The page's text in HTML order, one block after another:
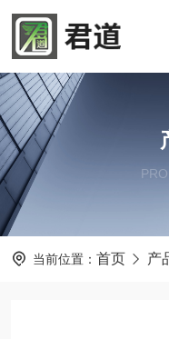
当前位置： 首页 产